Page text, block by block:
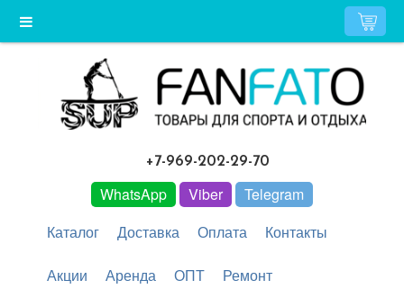
+7-969-202-29-70
WhatsApp Viber
Telegram
Каталог
Доставка Оплата Контакты
Акции Аренда ОПТ Ремонт